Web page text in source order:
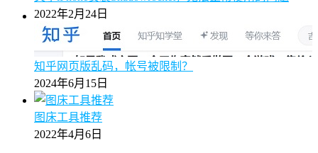
2022年2月24日
知乎网页版乱码，帐号被限制？
2024年6月15日
图床工具推荐
2022年4月6日